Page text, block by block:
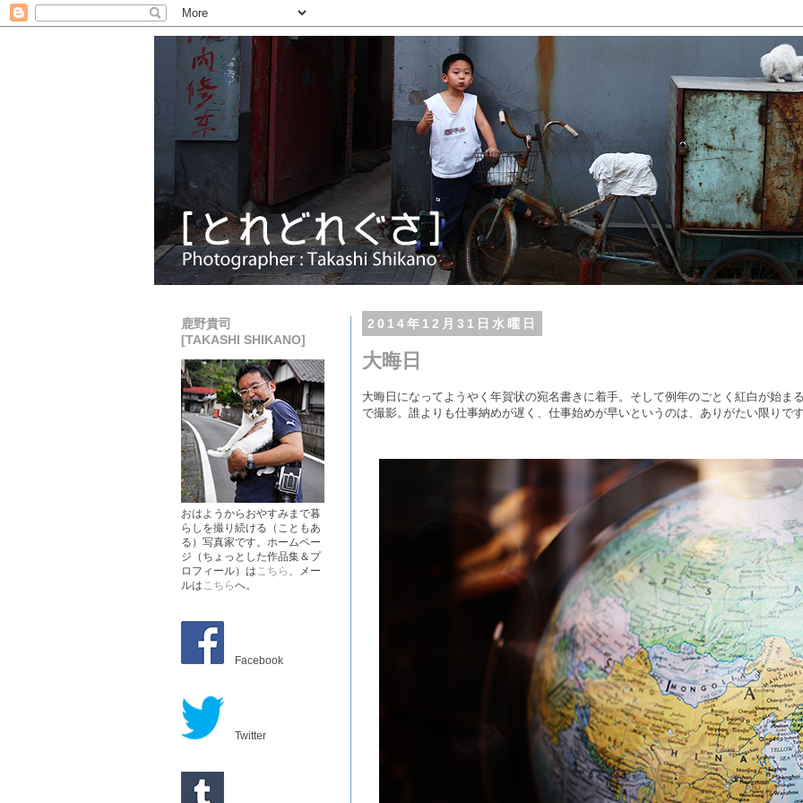
2014年12月31日水曜日
大晦日
大晦日になってようやく年賀状の宛名書きに着手。そして例年のごとく紅白が始ま
で撮影。誰よりも仕事納めが遅く、仕事始めが早いというのは、ありがたい限りで
鹿野貴司
[TAKASHI SHIKANO]
おはようからおやすみまで暮
らしを撮り続ける（こともあ
る）写真家です。ホームペー
ジ（ちょっとした作品集＆プ
ロフィール）はこちら 、メー
ルはこちらへ。
Facebook
Twitter